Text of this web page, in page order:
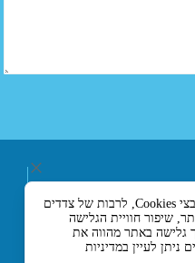
לידיעתך, באתרנו נעשה שימוש בקבצי Cookies, לרבות של צדדים
שיפור חוויית הגלישה
גלישה באתר מהווה את
לעיין במדיניות